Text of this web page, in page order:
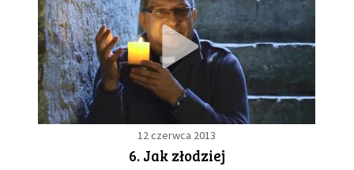
12 czerwca 2013
6. Jak złodziej